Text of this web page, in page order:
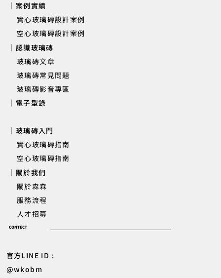
Q19 Doric 空心玻璃磚
｜案例實績
實心玻璃磚設計案例
空心玻璃磚設計案例
｜認識玻璃磚
玻璃磚文章
玻璃磚常見問題
玻璃磚影音專區
｜電子型錄
｜玻璃磚入門
實心玻璃磚指南
空心玻璃磚指南
｜關於我們
關於森森
服務流程
人才招募
CONTECT
官方LINE ID :
@wkobm